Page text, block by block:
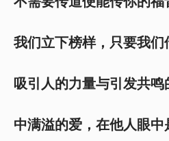
我们立下榜样，只要我
吸引人的力量与引发共
中满溢的爱，在他人眼中